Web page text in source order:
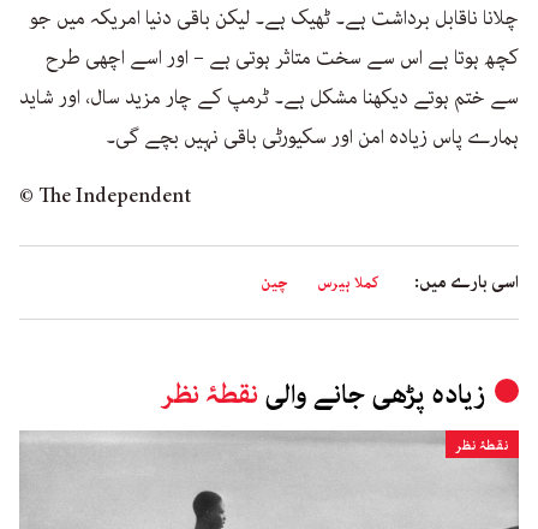
چلانا ناقابل برداشت ہے۔ ٹھیک ہے۔ لیکن باقی دنیا امریکہ میں جو
کچھ ہوتا ہے اس سے سخت متاثر ہوتی ہے – اور اسے اچھی طرح
سے ختم ہوتے دیکھنا مشکل ہے۔ ٹرمپ کے چار مزید سال، اور شاید
ہمارے پاس زیادہ امن اور سکیورٹی باقی نہیں بچے گی۔
© The Independent
اسی بارے میں: کملا ہیرس چین
زیادہ پڑھی جانے والی نقطۂ نظر
نقطۂ نظر